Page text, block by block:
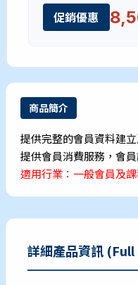
促銷優惠
商品簡介
提供完整的會員資料建
提供會員消費服務，會
適用行業：一般會員及
詳細產品資訊